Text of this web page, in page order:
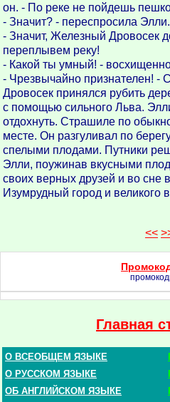
он. - По реке не пойдешь
- Значит? - переспросила Элли.
- Значит, Железный Дровосек
переплывем реку!
- Какой ты умный! -
- Чрезвычайно признателен! -
Дровосек принялся рубить
с помощью сильного Льва.
отдохнуть. Страшиле по
месте. Он разгуливал по
спелыми плодами. Путники
Элли, поужинав вкусными
своих верных друзей и во сне
Изумрудный город и великого
<<
Главная
О ВСЕОБЩЕМ ЯЗЫКЕ
О РУССКОМ ЯЗЫКЕ
ОБ АНГЛИЙСКОМ ЯЗЫКЕ